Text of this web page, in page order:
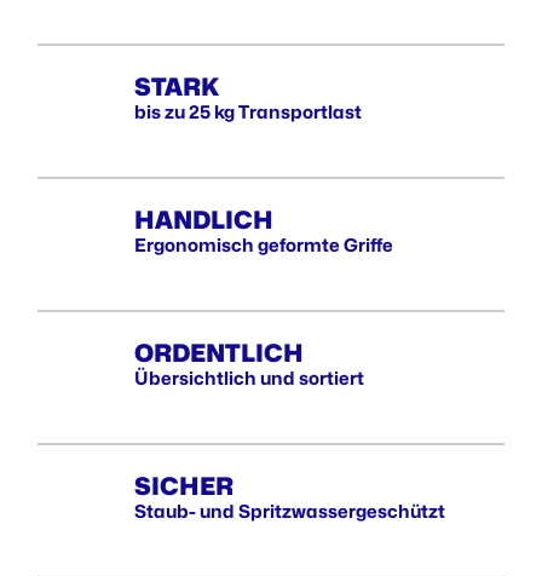
STARK
bis zu 25 kg Transportlast
HANDLICH
Ergonomisch geformte Griffe
ORDENTLICH
Übersichtlich und sortiert
SICHER
Staub- und Spritzwassergeschützt